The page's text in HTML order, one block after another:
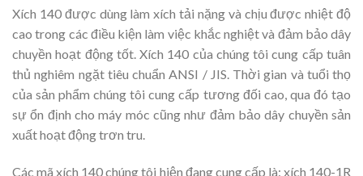
Xích 140 được dùng làm xích tải nặng và chịu được nhiệt độ
cao trong các điều kiện làm việc khắc nghiệt và đảm bảo dây
chuyền hoạt động tốt. Xích 140 của chúng tôi cung cấp tuân
thủ nghiêm ngặt tiêu chuẩn ANSI / JIS. Thời gian và tuổi thọ
của sản phẩm chúng tôi cung cấp tương đối cao, qua đó tạo
sự ổn định cho máy móc cũng như đảm bảo dây chuyền sản
xuất hoạt động trơn tru.
Các mã xích 140 chúng tôi hiện đang cung cấp là: xích 140-1R